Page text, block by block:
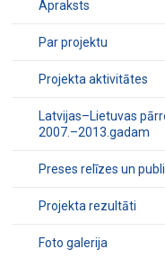
Apraksts
Par projektu
Projekta aktivitātes
Latvijas–Lietuvas
2007.–2013.gadam
Preses relīzes un
Projekta rezultāti
Foto galerija